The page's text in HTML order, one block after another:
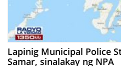
Lapinig Municipal Police
Samar, sinalakay ng NPA